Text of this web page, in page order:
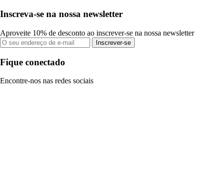
Inscreva-se na nossa newsletter
Aproveite 10% de desconto ao inscrever-se na nossa newsletter
Inscrever-se
Fique conectado
Encontre-nos nas redes sociais